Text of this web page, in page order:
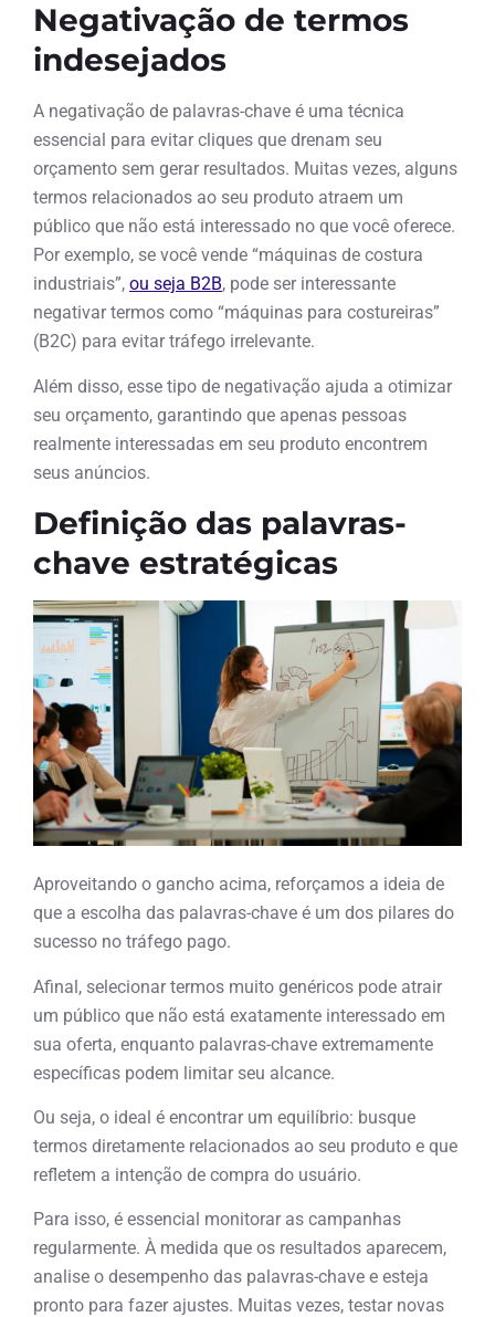
Negativação de termos
indesejados
A negativação de palavras-chave é uma técnica
essencial para evitar cliques que drenam seu
orçamento sem gerar resultados. Muitas vezes, alguns
termos relacionados ao seu produto atraem um
público que não está interessado no que você oferece.
Por exemplo, se você vende “máquinas de costura
industriais”, ou seja B2B, pode ser interessante
negativar termos como “máquinas para costureiras”
(B2C) para evitar tráfego irrelevante.
Além disso, esse tipo de negativação ajuda a otimizar
seu orçamento, garantindo que apenas pessoas
realmente interessadas em seu produto encontrem
seus anúncios.
Definição das palavras-
chave estratégicas
Aproveitando o gancho acima, reforçamos a ideia de
que a escolha das palavras-chave é um dos pilares do
sucesso no tráfego pago.
Afinal, selecionar termos muito genéricos pode atrair
um público que não está exatamente interessado em
sua oferta, enquanto palavras-chave extremamente
específicas podem limitar seu alcance.
Ou seja, o ideal é encontrar um equilíbrio: busque
termos diretamente relacionados ao seu produto e que
refletem a intenção de compra do usuário.
Para isso, é essencial monitorar as campanhas
regularmente. À medida que os resultados aparecem,
analise o desempenho das palavras-chave e esteja
pronto para fazer ajustes. Muitas vezes, testar novas